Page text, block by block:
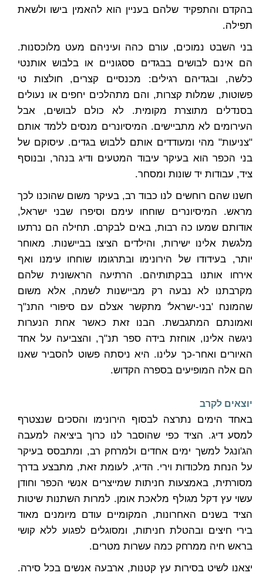
בהקדם והתפקיד שלהם בעניין הוא להאמין בישו ולשאת
תפילה.
בני השבט נמוכים, עורם כהה ועיניהם מעט מלוכסנות.
הם אינם לבושים בבגדים ססגוניים או בלבוש אותנטי
כלשה, ובגדיהם רגילים: מכנסיים קצרים, חולצות טי
פשוטות, שמלות קצרות, והם מתהלכים יחפים או נעולים
בסנדלים מתוצרת מקומית. לא כולם לבושים, אבל
העירומים לא מתביישים. המיסיונרים מנסים ללמד אותם
"צניעות" מהי ומעודדים אותם ללבוש בגדים. עיסוקם של
בני הכפר הוא בעיקר עיבוד המטעים ודיג בנהר, ובנוסף
ציד, עבודות יד שונות ומסחר.
חשנו שהם רוחשים לנו כבוד רב, בעיקר משום שהוכנו לכך
מראש. המיסיונרים שוחחו עימם וסיפרו שבני ישראל,
אודותם שמעו כה רבות, באים לבקרם. תחילה הם נרתעו
מלגשת אלינו ישירות, והילדים הציצו בביישנות. מאוחר
יותר, בעידודו של הירונימו ובתרגומו שוחחו עימנו ואף
אירחו אותנו בבקתותיהם. הרתיעה הראשונית שלהם
מקרבתנו לא נבעה רק מביישנות לשמה, אלא משום
שהמונח 'בני-ישראל' מתקשר אצלם עם סיפורי התנ"ך
ואמונתם המתגבשת. הבנו זאת כאשר אחת הנערות
ניגשה אלינו, אוחזת בידה ספר תנ"ך, והצביעה על אחד
האיורים ואחר-כך עלינו. היא ניסתה פשוט להסביר שאנו
הם אלה המופיעים בספרה הקדוש.
יוצאים לקרב
באחד הימים נתרצה לבסוף הירונימו והסכים שנצטרף
למסע דיג. הציד כפי שהוסבר לנו כרוך ביציאה למעבה
הג'ונגל למשך ימים אחדים ולמרחק רב, ומתבסס בעיקר
על הנחת מלכודות וירי. הדיג, לעומת זאת, מתבצע בדרך
מסורתית, באמצעות חניתות שמייצרים אנשי הכפר וחודן
עשוי עץ דקל מגולף מלאכת אומן. למרות השתנות שיטות
הציד בשנים האחרונות, המקומיים עודם מיומנים מאוד
בירי חיצים ובהטלת חניתות, ומסוגלים לפגוע ללא קושי
בראש חיה ממרחק כמה עשרות מטרים.
יצאנו לשיט בסירות עץ קטנות, ארבעה אנשים בכל סירה.